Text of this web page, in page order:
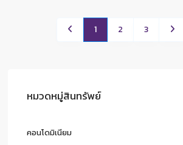
1 2 3
หมวดหมู่สินทรัพย์
คอนโดมิเนียม